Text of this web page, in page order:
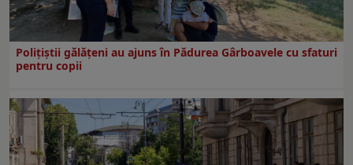
Polițiștii gălățeni au ajuns în Pădurea Gârboavele cu sfaturi
pentru copii